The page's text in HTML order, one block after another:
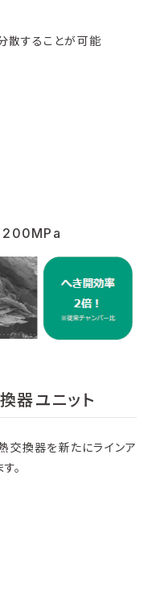
散することが可能
200MPa
器ユニット
換器を新たにラインア
。